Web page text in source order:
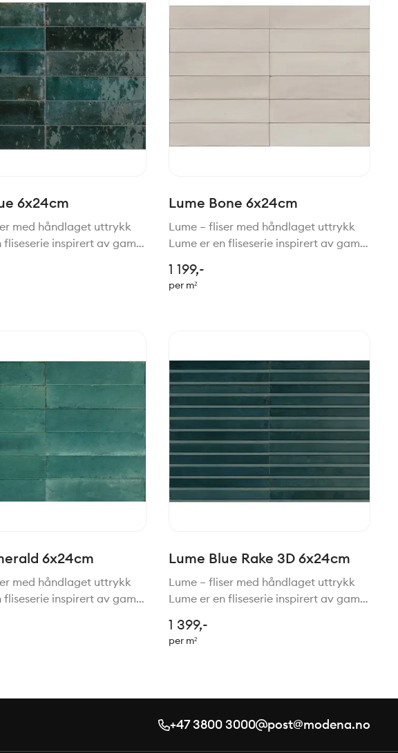
6x24cm
med håndlaget uttrykk
fliseserie inspirert av gamle
moderne teknologi.
en vakker kombinasjon
Lume Bone 6x24cm
Lume – fliser med håndlaget uttrykk
Lume er en fliseserie inspirert av gamle
gjenskapt med moderne teknologi.
Resultatet er en vakker kombinasjon
1 199,-
per m²
6x24cm
med håndlaget uttrykk
fliseserie inspirert av gamle
moderne teknologi.
en vakker kombinasjon
Lume Blue Rake 3D 6x24cm
Lume – fliser med håndlaget uttrykk
Lume er en fliseserie inspirert av gamle
gjenskapt med moderne teknologi.
Resultatet er en vakker kombinasjon
1 399,-
per m²
+47 3800 3000 post@modena.no